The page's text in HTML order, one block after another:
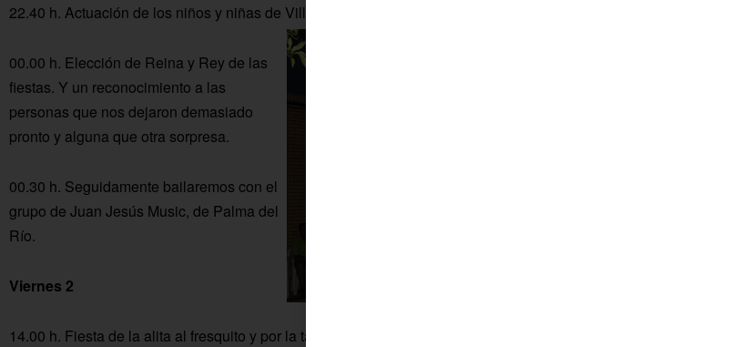
22.40 h. Actuación de los niños y niñas de Villalón.
00.00 h. Elección de Reina y Rey de las
fiestas. Y un reconocimiento a las
personas que nos dejaron demasiado
pronto y alguna que otra sorpresa.
00.30 h. Seguidamente bailaremos con el
grupo de Juan Jesús Music, de Palma del
Río.
Viernes 2
14.00 h. Fiesta de la alita al fresquito y por la tarde tirada de regalos y juegos divertido en la Caseta «El